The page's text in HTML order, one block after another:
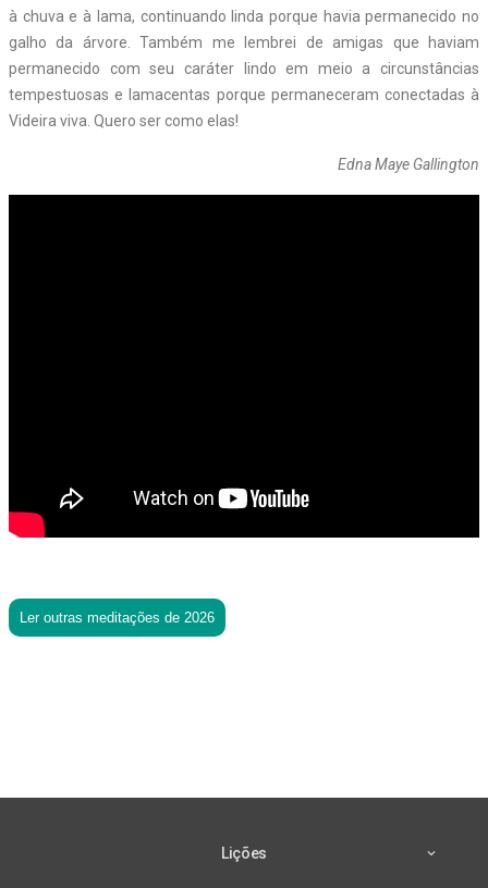
à chuva e à lama, continuando linda porque havia permanecido no
galho da árvore. Também me lembrei de amigas que haviam
permanecido com seu caráter lindo em meio a circunstâncias
tempestuosas e lamacentas porque permaneceram conectadas à
Videira viva. Quero ser como elas!
Edna Maye Gallington
Ler outras meditações de 2026
Lições